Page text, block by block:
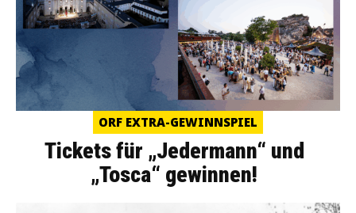
ORF EXTRA-GEWINNSPIEL
Tickets für „Jedermann“ und
„Tosca“ gewinnen!